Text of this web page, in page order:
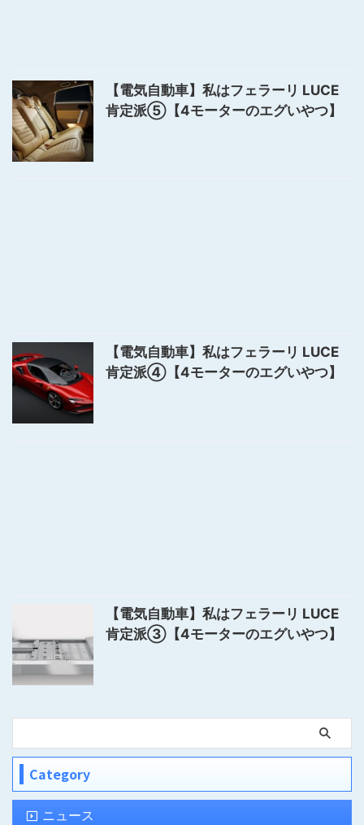
【電気自動車】私はフェラーリ LUCE
肯定派⑤【4モーターのエグいやつ】
【電気自動車】私はフェラーリ LUCE
肯定派④【4モーターのエグいやつ】
【電気自動車】私はフェラーリ LUCE
肯定派③【4モーターのエグいやつ】
Category
ニュース